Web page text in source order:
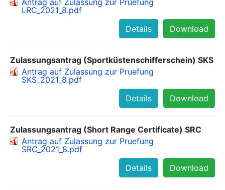
Antrag auf Zulassung zur Pruefung
LRC_2021_8.pdf
Download
Details
Zulassungsantrag (Sportküstenschifferschein) SKS
Antrag auf Zulassung zur Pruefung
SKS_2021_8.pdf
Download
Details
Zulassungsantrag (Short Range Certificate) SRC
Antrag auf Zulassung zur Pruefung
SRC_2021_8.pdf
Download
Details